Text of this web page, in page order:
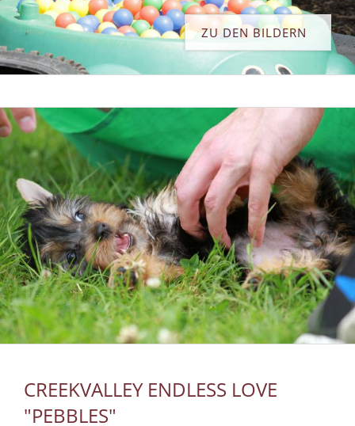
ZU DEN BILDERN
CREEKVALLEY ENDLESS LOVE
"PEBBLES"